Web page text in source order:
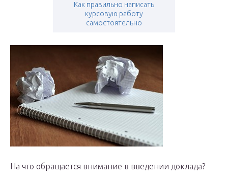
Как правильно написать
курсовую работу
самостоятельно
На что обращается внимание в введении доклада?